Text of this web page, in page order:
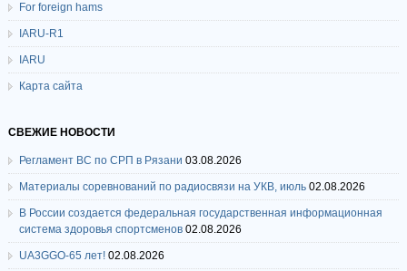
For foreign hams
IARU-R1
IARU
Карта сайта
СВЕЖИЕ НОВОСТИ
Регламент ВС по СРП в Рязани 03.08.2026
Материалы соревнований по радиосвязи на УКВ, июль 02.08.2026
В России создается федеральная государственная информационная
система здоровья спортсменов 02.08.2026
UA3GGO-65 лет! 02.08.2026